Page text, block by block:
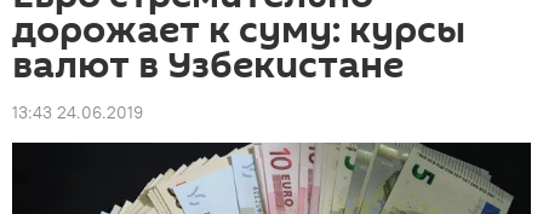
дорожает к суму: курсы
валют в Узбекистане
13:43 24.06.2019